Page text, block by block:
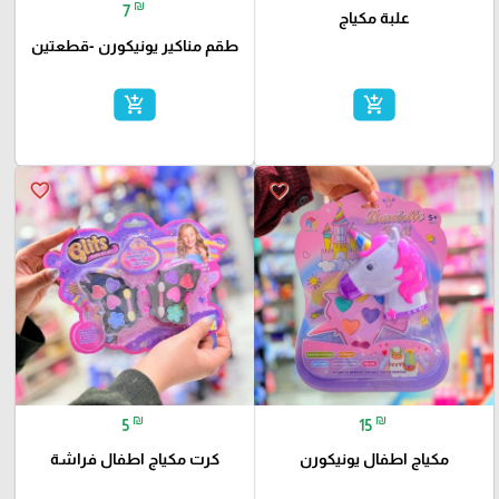
علبة مكياج
add_shopping_cart
7 ₪
طقم مناكير يونيكورن -قطعتين
add_shopping_cart
favorite_border
15 ₪
مكياج اطفال يونيكورن
favorite_border
5 ₪
كرت مكياج اطفال فراشة